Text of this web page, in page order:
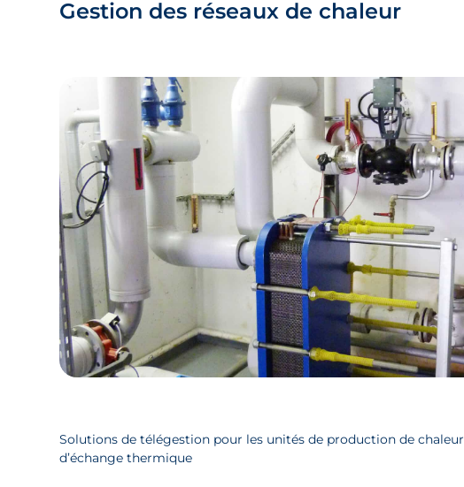
Gestion des réseaux de chaleur
Solutions de télégestion pour les unités de production de
d’échange thermique